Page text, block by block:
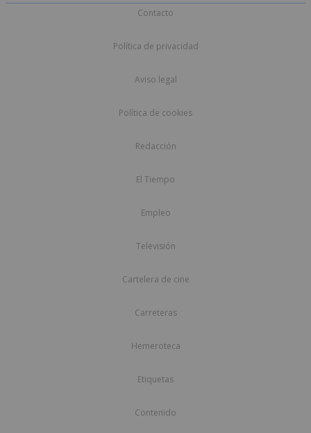
Contacto
Política de privacidad
Aviso legal
Política de cookies
Redacción
El Tiempo
Empleo
Televisión
Cartelera de cine
Carreteras
Hemeroteca
Etiquetas
Contenido